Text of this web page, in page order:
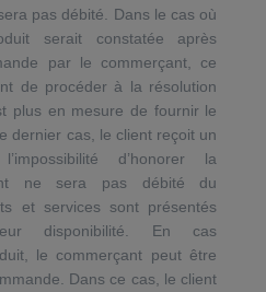
pas débité. Dans le cas où
serait constatée après
par le commerçant, ce
de procéder à la résolution
plus en mesure de fournir le
dernier cas, le client reçoit un
d’honorer la
ne sera pas débité du
et services sont présentés
disponibilité. En cas
le commerçant peut être
Dans ce cas, le client